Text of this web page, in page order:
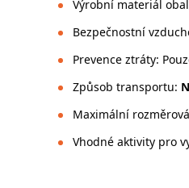
Výrobní materiál
Bezpečnostní
Prevence ztráty:
Způsob transportu:
Maximální
Vhodné aktivity pro